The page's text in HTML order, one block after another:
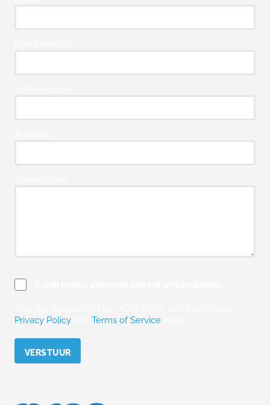
Privacy Policy
Terms of Service